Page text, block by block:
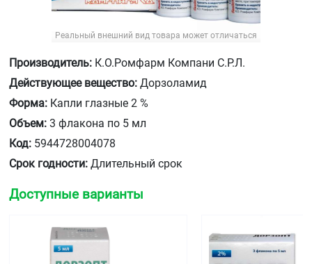
Реальный внешний вид товара может отличаться
Производитель: К.О.Ромфарм Компани С.Р.Л.
Действующее вещество: Дорзоламид
Форма: Капли глазные 2 %
Объем: 3 флакона по 5 мл
Код: 5944728004078
Срок годности: Длительный срок
Доступные варианты